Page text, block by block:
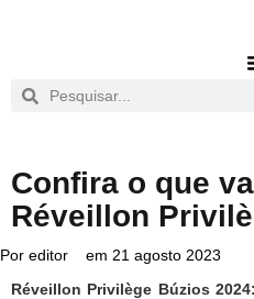
Confira o que
Réveillon
Por editor em 21 agosto 2023
Réveillon Privilège Búzios